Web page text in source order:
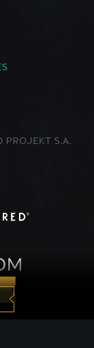
PROJEKT S.A.
是由CD